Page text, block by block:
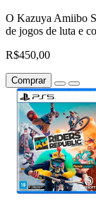
O Kazuya Amiibo
de jogos de luta e
R$450,00
Comprar